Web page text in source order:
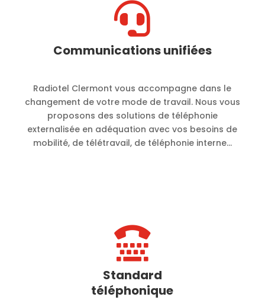

Communications unifiées
Radiotel Clermont vous accompagne dans le
changement de votre mode de travail. Nous vous
proposons des solutions de téléphonie
externalisée en adéquation avec vos besoins de
mobilité, de télétravail, de téléphonie interne…

Standard
téléphonique